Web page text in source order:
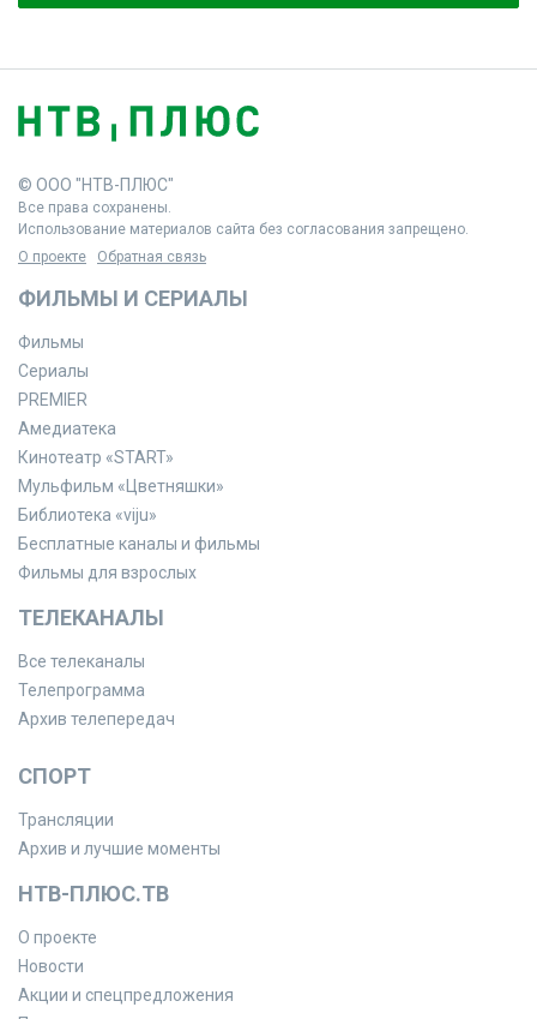
© ООО "НТВ-ПЛЮС"
Все права сохранены.
Использование материалов сайта без согласования запрещено.
О проекте
Обратная связь
ФИЛЬМЫ И СЕРИАЛЫ
Фильмы
Сериалы
PREMIER
Амедиатека
Кинотеатр «START»
Мульфильм «Цветняшки»
Библиотека «viju»
Бесплатные каналы и фильмы
Фильмы для взрослых
ТЕЛЕКАНАЛЫ
Все телеканалы
Телепрограмма
Архив телепередач
СПОРТ
Трансляции
Архив и лучшие моменты
НТВ-ПЛЮС.ТВ
О проекте
Новости
Акции и спецпредложения